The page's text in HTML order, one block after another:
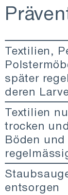
Textilien,
später
deren
Textilien
trocken
Böden
entsorgen